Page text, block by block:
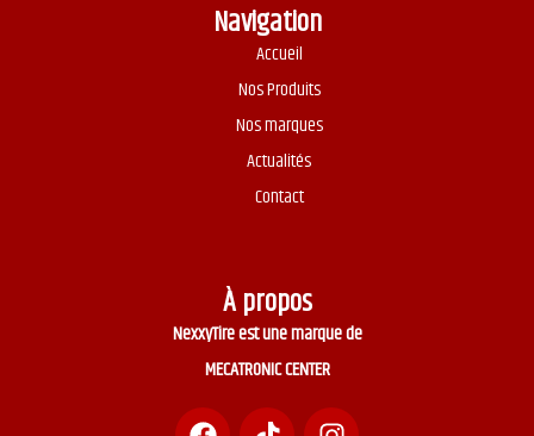
Navigation
Accueil
Nos Produits
Nos marques
Actualités
Contact
À propos
NexxyTire est une marque de
MECATRONIC CENTER